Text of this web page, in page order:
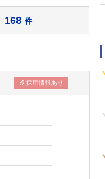
168 件
採用情報あり